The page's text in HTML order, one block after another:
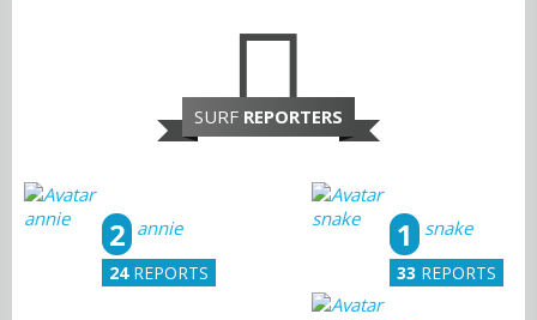
SURF REPORTERS
snake
1
33 REPORTS
annie
2
24REPORTS